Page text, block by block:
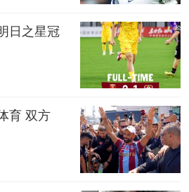
日之星冠
育 双方